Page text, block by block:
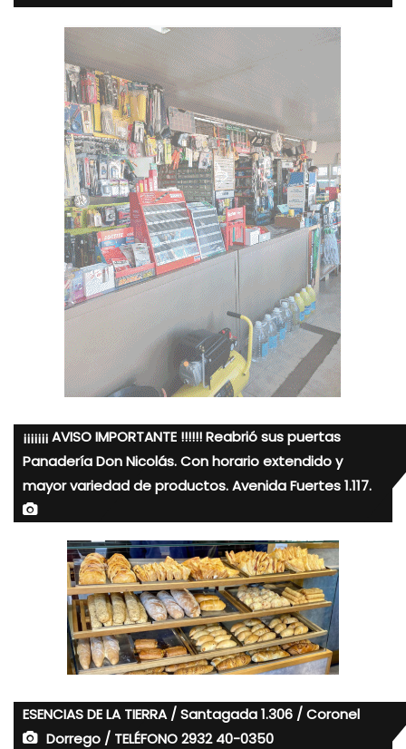
¡¡¡¡¡¡¡ AVISO IMPORTANTE !!!!!! Reabrió sus puertas
Panadería Don Nicolás. Con horario extendido y
mayor variedad de productos. Avenida Fuertes 1.117.
ESENCIAS DE LA TIERRA / Santagada 1.306 / Coronel
Dorrego / TELÉFONO 2932 40-0350